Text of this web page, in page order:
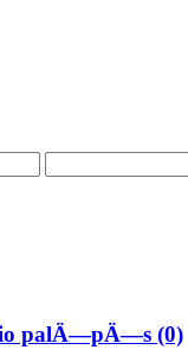
palÄ—pÄ—s (0)